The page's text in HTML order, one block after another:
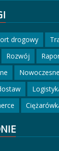
drogowy
Rozwój